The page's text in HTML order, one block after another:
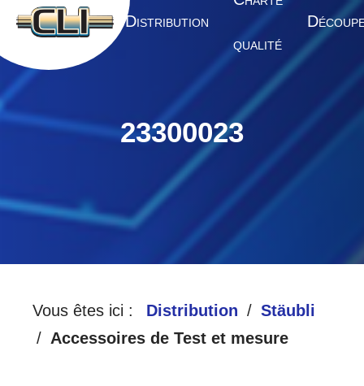
A CCUEIL DISTRIBUTION
QUALITÉ
D
23300023
Vous êtes ici : Distribution
Stäubli
Accessoires de Test et mesure